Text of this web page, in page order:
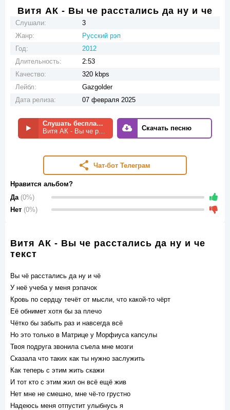
Витя АК - Вы че расстались да ну и че
Слушали:
3
Жанр:
Русский рэп
Год:
2012
Длительность:
2:53
Качество:
320 kbps
Лейбл:
Gazgolder
Дата релиза:
07 февраля 2025
Слушать бесплатно
Витя АК - Вы че расстались да ну и че
Скачать песню
Чат-бот Телеграм
Нравится альбом?
Да (0%)
Нет (0%)
Витя АК - Вы че расстались да ну и че
текст
Вы чё расстались да ну и чё
У неё учеба у меня рэпачок
Кровь по сердцу течёт от мысли, что какой-то чёрт
Её обнимет хотя бы за плечо
Чётко бы забыть раз и навсегда всё
Но это только в Матрице у Морфиуса капсулы
Твоя подруга звонила съела мне мозги
Сказала что таких как ты нужно заслужить
Как теперь с этим жить скажи
И тот кто с этим жил он всё ещё жив
Нет мне не смешно, мне чё-то грустно
Надеюсь меня отпустит улыбнусь я